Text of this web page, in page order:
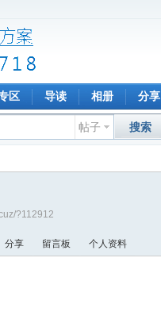
区 导读 相册 分享
帖子 搜索
?112912
分享 留言板 个人资料